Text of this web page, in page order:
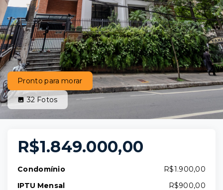
Pronto para morar
32Fotos
R$1.849.000,00
Condomínio
R$1.900,00
IPTU Mensal
R$900,00